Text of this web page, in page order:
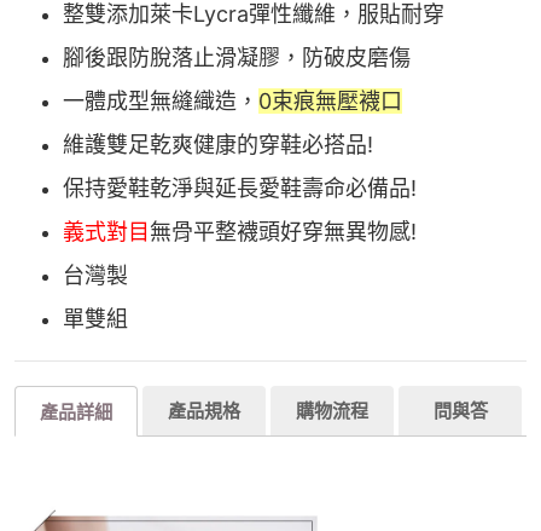
整雙添加萊卡Lycra彈性纖維，服貼耐穿
腳後跟防脫落止滑凝膠，防破皮磨傷
一體成型無縫織造， 0束痕無壓襪口
維護雙足乾爽健康的穿鞋必搭品!
保持愛鞋乾淨與延長愛鞋壽命必備品!
義式對目 無骨平整襪頭好穿無異物感!
台灣製
單雙組
產品詳細 產品規格 購物流程 問與答